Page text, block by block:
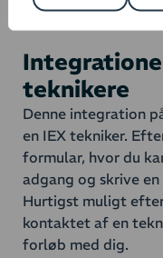
teknikere
Denne integration
en IEX tekniker.
formular, hvor du
adgang og skrive
Hurtigst muligt
kontaktet af en
forløb med dig.